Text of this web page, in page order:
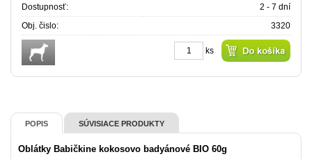
Dostupnosť:
2 - 7 dní
Obj. čislo:
3320
ks
POPIS SÚVISIACE PRODUKTY
Oblátky Babičkine kokosovo badyánové BIO 60g